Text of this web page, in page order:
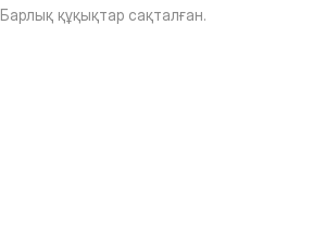
Барлық құқықтар сақталған.